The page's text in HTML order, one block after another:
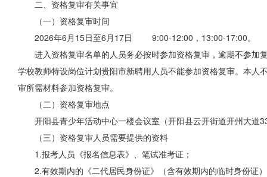
二、资格复审有关事宜
（一）资格复审时间
2026年6月15日至6月17日 9:00-12:00，13:00-17:00。
进入资格复审名单的人员务必按时参加资格复审，逾期不参
学校教师特设岗位计划贵阳市新聘用人员不能参加资格复审。本
审所需材料参加资格复审。
（二）资格复审地点
开阳县青少年活动中心一楼会议室（开阳县云开街道开州大道
（三）资格复审人员需要提供的资料
1.报考人员 《报名信息表》、笔试准考证；
2.有效期内的《二代居民身份证》（含有效期内的临时身份证